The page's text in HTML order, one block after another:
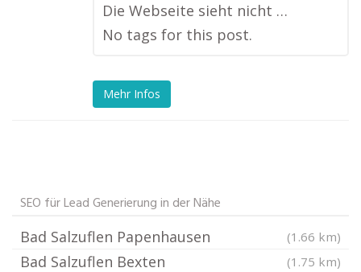
Die Webseite sieht nicht …
No tags for this post.
Mehr Infos
SEO für Lead Generierung in der Nähe
Bad Salzuflen Papenhausen (1.66 km)
Bad Salzuflen Bexten (1.75 km)